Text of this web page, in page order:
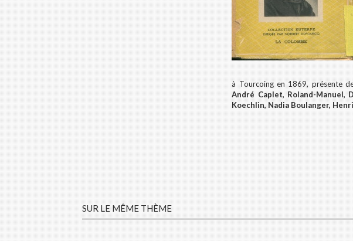
à Tourcoing en 1869, présente
André Caplet, Roland-Manuel,
Koechlin, Nadia Boulanger,
SUR LE MÊME THÈME